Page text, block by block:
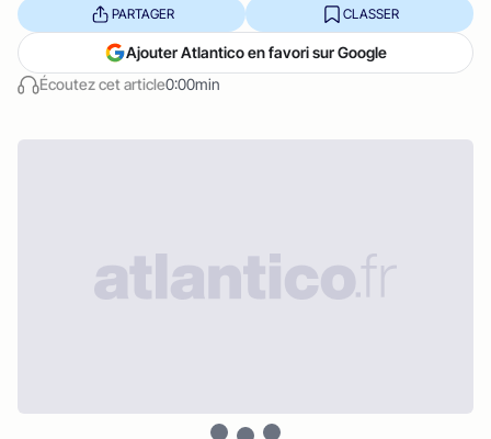
Écoutez cet article0:00min
PARTAGER CLASSER
Ajouter Atlantico en favori sur Google